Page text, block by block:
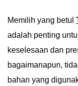
Memilih yang betul
adalah penting
keselesaan dan
bagaimanapun,
bahan yang